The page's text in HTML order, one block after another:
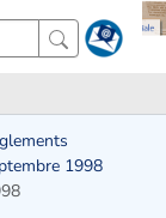
1998